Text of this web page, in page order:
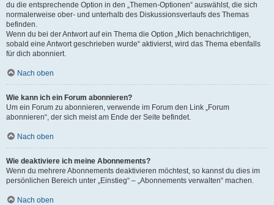
du die entsprechende Option in den „Themen-Optionen“ auswählst, die sich
normalerweise ober- und unterhalb des Diskussionsverlaufs des Themas
befinden.
Wenn du bei der Antwort auf ein Thema die Option „Mich benachrichtigen,
sobald eine Antwort geschrieben wurde“ aktivierst, wird das Thema ebenfalls
für dich abonniert.
Nach oben
Wie kann ich ein Forum abonnieren?
Um ein Forum zu abonnieren, verwende im Forum den Link „Forum
abonnieren“, der sich meist am Ende der Seite befindet.
Nach oben
Wie deaktiviere ich meine Abonnements?
Wenn du mehrere Abonnements deaktivieren möchtest, so kannst du dies im
persönlichen Bereich unter „Einstieg“ – „Abonnements verwalten“ machen.
Nach oben